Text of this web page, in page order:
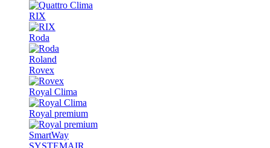
RIX
Roda
Roland
Rovex
Royal Clima
Royal premium
SmartWay
SYSTEMAIR